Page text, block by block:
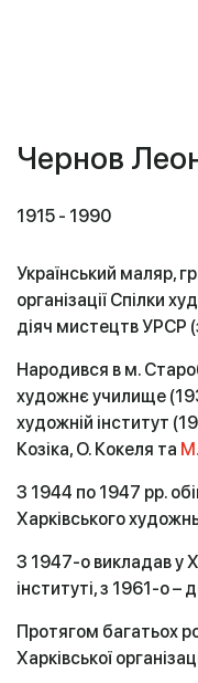
Чернов
1915 - 1990
Український маляр,
організації Спілки
діяч мистецтв УРСР
Народився в м.
художнє училище
художній інститут
Козіка, О. Кокеля та
З 1944 по 1947 рр.
Харківського
З 1947-о викладав у
інституті, з 1961-о
Протягом багатьох
Харківської